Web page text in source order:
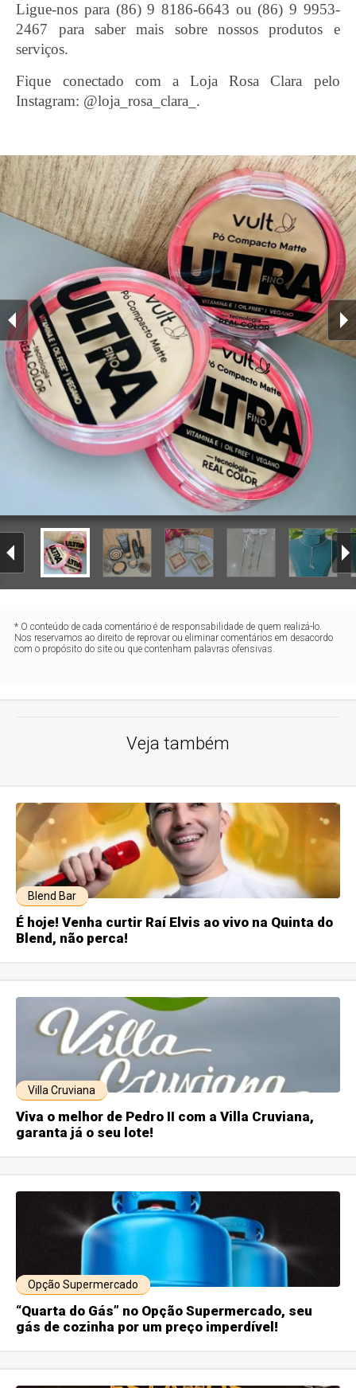
Ligue-nos para (86) 9 8186-6643 ou (86) 9 9953-
2467 para saber mais sobre nossos produtos e
serviços.
Fique conectado com a Loja Rosa Clara pelo
Instagram: @loja_rosa_clara_.
* O conteúdo de cada comentário é de responsabilidade de quem realizá-lo.
Nos reservamos ao direito de reprovar ou eliminar comentários em desacordo
com o propósito do site ou que contenham palavras ofensivas.
Veja também
Blend Bar
É hoje! Venha curtir Raí Elvis ao vivo na Quinta do
Blend, não perca!
Villa Cruviana
Viva o melhor de Pedro II com a Villa Cruviana,
garanta já o seu lote!
Opção Supermercado
“Quarta do Gás” no Opção Supermercado, seu
gás de cozinha por um preço imperdível!